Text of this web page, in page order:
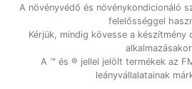
A növényvédő és növénykondicionáló
felelősséggel
Kérjük, mindig kövesse a készítmény
A ™ és ® jellel jelölt termékek az
leányvállalatainak